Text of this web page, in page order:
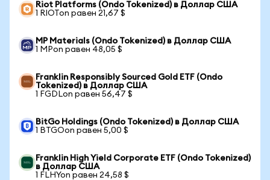
Riot Platforms (Ondo Tokenized) в Доллар США
1 RIOTon равен 21,67 $
MP Materials (Ondo Tokenized) в Доллар США
1 MPon равен 48,05 $
Franklin Responsibly Sourced Gold ETF (Ondo
Tokenized) в Доллар США
1 FGDLon равен 56,47 $
BitGo Holdings (Ondo Tokenized) в Доллар США
1 BTGOon равен 5,00 $
Franklin High Yield Corporate ETF (Ondo Tokenized)
в Доллар США
1 FLHYon равен 24,58 $